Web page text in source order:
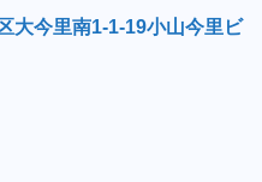
大今里南1-1-19小山今里ビ